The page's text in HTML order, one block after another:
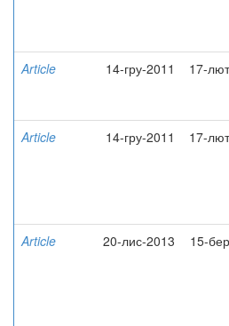
Article 14-гру-2011 17-
Article
14-гру-2011 17-
Article
20-лис-2013 15-